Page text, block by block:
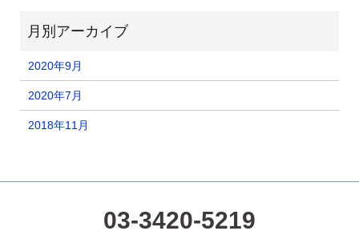
2020年9月
2020年7月
2018年11月
03-3420-5219